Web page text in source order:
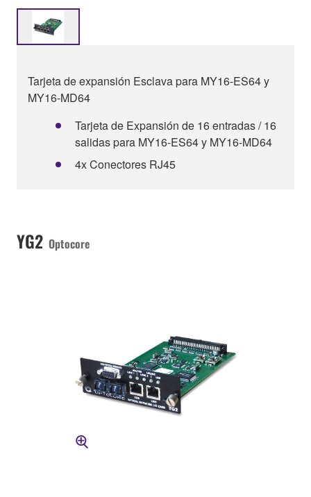
Tarjeta de expansión Esclava para MY16-ES64 y
MY16-MD64
Tarjeta de Expansión de 16 entradas / 16
salidas para MY16-ES64 y MY16-MD64
4x Conectores RJ45
YG2 Optocore